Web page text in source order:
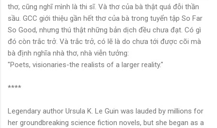
thơ, cũng nghĩ mình là thi sĩ. Và thơ của bà thật quá đỗi thần
sầu. GCC giới thiệu gần hết thơ của bà trong tuyển tập So Far
So Good, nhưng thú thật những bản dịch đều chưa đạt. Có gì
đó còn trắc trở. Và trắc trở, có lẽ là do chưa tới được cõi mà
bà định nghĩa nhà thơ, nhà viễn tưởng:
"Poets, visionaries-the realists of a larger reality."
****
Legendary author Ursula K. Le Guin was lauded by millions for
her groundbreaking science fiction novels, but she began as a